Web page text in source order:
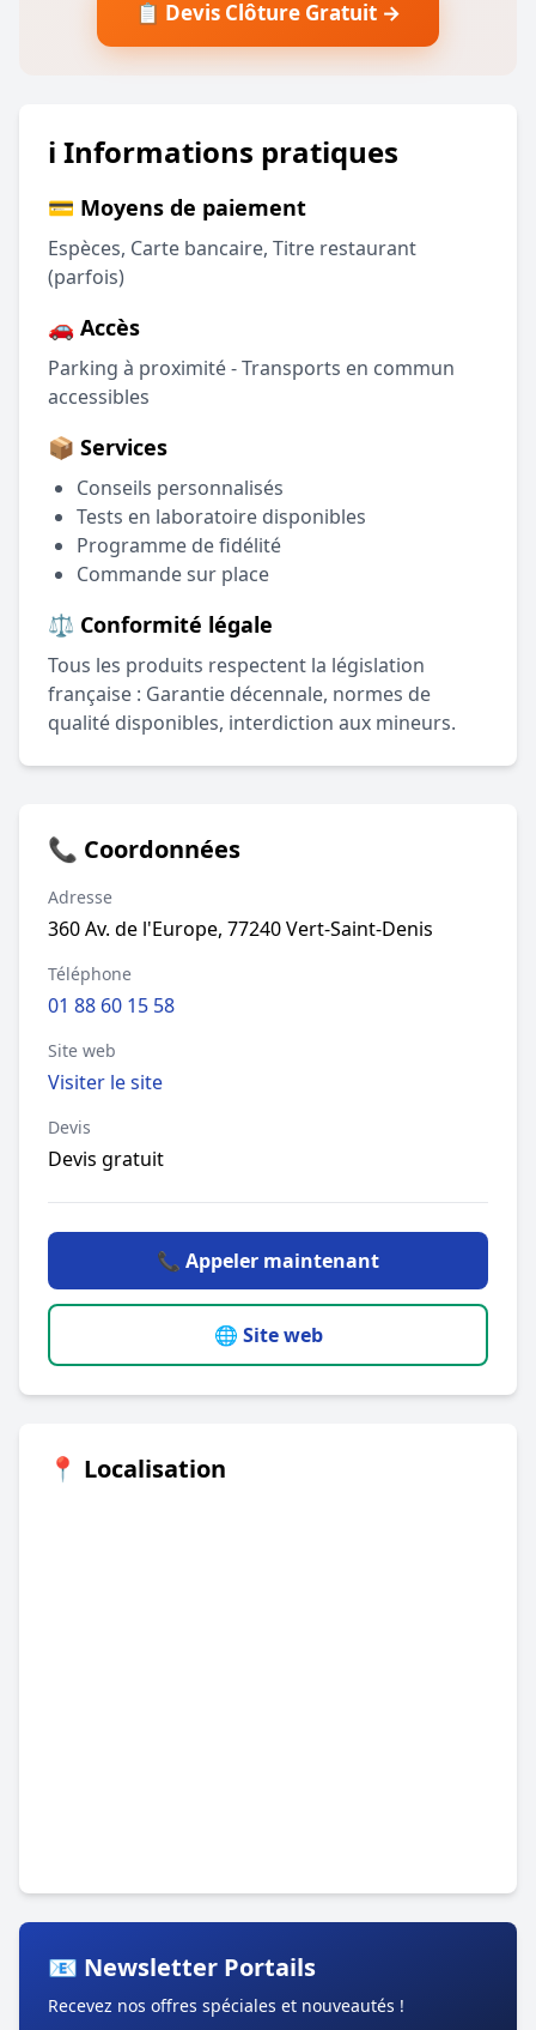
📋 Devis Clôture Gratuit →
ℹ️ Informations pratiques
💳 Moyens de paiement
Espèces, Carte bancaire, Titre restaurant
(parfois)
🚗 Accès
Parking à proximité - Transports en commun
accessibles
📦 Services
Conseils personnalisés
Tests en laboratoire disponibles
Programme de fidélité
Commande sur place
⚖️ Conformité légale
Tous les produits respectent la législation
française : Garantie décennale, normes de
qualité disponibles, interdiction aux mineurs.
📞 Coordonnées
Adresse
360 Av. de l'Europe, 77240 Vert-Saint-Denis
Téléphone
01 88 60 15 58
Site web
Visiter le site
Devis
Devis gratuit
📞 Appeler maintenant
🌐 Site web
📍 Localisation
📧 Newsletter Portails
Recevez nos offres spéciales et nouveautés !